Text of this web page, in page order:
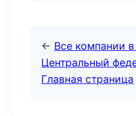
← Все компании
Центральный
Главная страница